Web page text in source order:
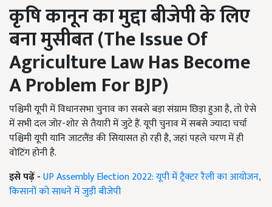
कृषि कानून का मुद्दा बीजेपी के लिए
बना मुसीबत (The Issue Of
Agriculture Law Has Become
A Problem For BJP)
पश्चिमी यूपी में विधानसभा चुनाव का सबसे बड़ा संग्राम छिड़ा हुआ है, तो ऐसे
में सभी दल जोर-शोर से तैयारी में जुटे हैं. यूपी चुनाव में सबसे ज्यादा चर्चा
पश्चिमी यूपी यानि जाटलैंड की सियासत हो रही है, जहां पहले चरण में ही
वोटिंग होनी है.
इसे पढ़ें -UP Assembly Election 2022: यूपी में ट्रैक्टर रैली का आयोजन,
किसानों को साधने में जुड़ी बीजेपी